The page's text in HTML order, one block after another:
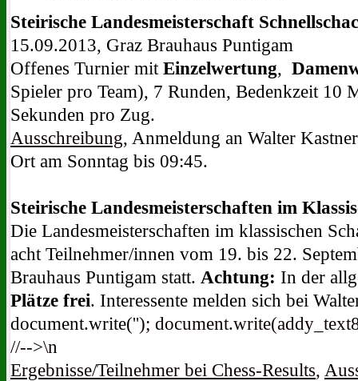
Steirische Landesmeisterschaft
15.09.2013, Graz Brauhaus Puntigam
Offenes Turnier mit Einzelwertung,
Spieler pro Team), 7 Runden, Bedenkzeit 10
Sekunden pro Zug.
Ausschreibung, Anmeldung an Walter
Ort am Sonntag bis 09:45.
Steirische Landesmeisterschaften im
Die Landesmeisterschaften im klassischen
acht Teilnehmer/innen vom 19. bis 22.
Brauhaus Puntigam statt. Achtung: In der
Plätze frei. Interessente melden sich bei
document.write('');
//-->\n
Ergebnisse/Teilnehmer bei Chess-Results,